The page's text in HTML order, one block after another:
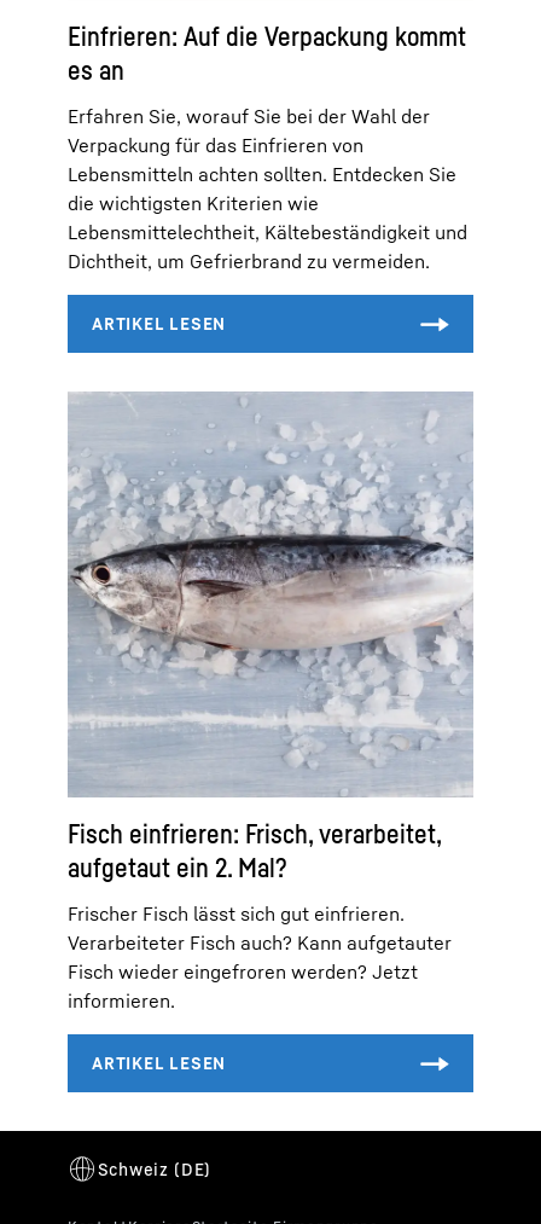
Einfrieren: Auf die Verpackung kommt
es an
Erfahren Sie, worauf Sie bei der Wahl der
Verpackung für das Einfrieren von
Lebensmitteln achten sollten. Entdecken Sie
die wichtigsten Kriterien wie
Lebensmittelechtheit, Kältebeständigkeit und
Dichtheit, um Gefrierbrand zu vermeiden.
Fisch einfrieren: Frisch, verarbeitet,
aufgetaut ein 2. Mal?
Frischer Fisch lässt sich gut einfrieren.
Verarbeiteter Fisch auch? Kann aufgetauter
Fisch wieder eingefroren werden? Jetzt
informieren.